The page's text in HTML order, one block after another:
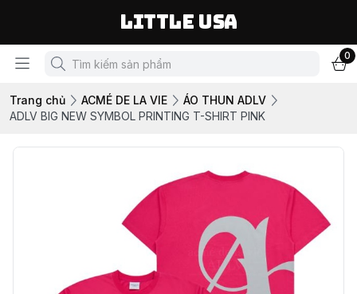
LITTLE USA
0
Trang chủ ACMÉ DE LA VIE
ÁO THUN ADLV
ADLV BIG NEW SYMBOL PRINTING T-SHIRT PINK